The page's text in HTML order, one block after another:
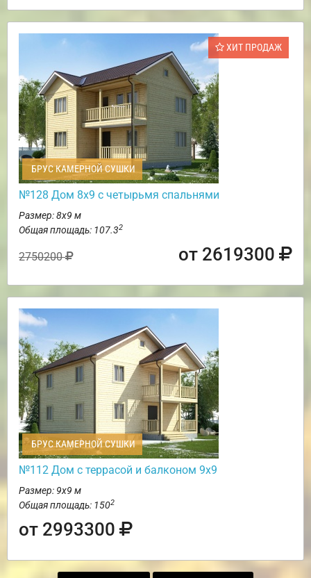
ХИТ ПРОДАЖ
БРУС КАМЕРНОЙ СУШКИ
№128 Дом 8х9 с четырьмя спальнями
Размер: 8х9 м
Общая площадь: 107.32
2750200 от 2619300
БРУС КАМЕРНОЙ СУШКИ
№112 Дом с террасой и балконом 9х9
Размер: 9х9 м
Общая площадь: 1502
от 2993300